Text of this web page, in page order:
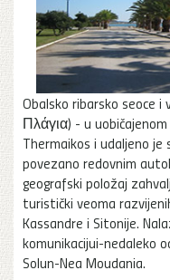
Obalsko ribarsko seoce i
Πλάγια) - u
Thermaikos i udaljeno je
povezano redovnim
geografski položaj
turistički veoma
Kassandre i Sitonije.
komunikacijui-nedaleko
Solun-Nea Moudania.